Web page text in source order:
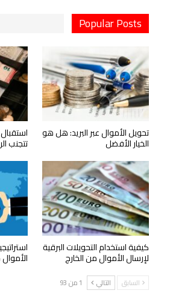
Popular Posts
تحويل الأموال عبر البريد: هل هو
الخيار الأفضل تتجنب
كيفية استخدام التحويلات البرقية
لإرسال الأموال من الخارج
السابق التالي 1 من 93